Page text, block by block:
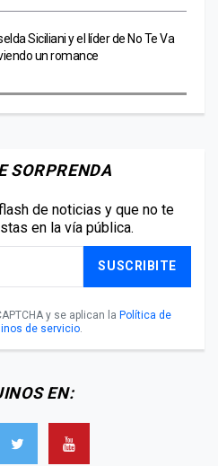
Siciliani y el líder de No Te Va
un romance
SORPRENDA
de noticias y que no te
en la vía pública.
SUSCRIBITE
y se aplican la Política de
de servicio.
EN: